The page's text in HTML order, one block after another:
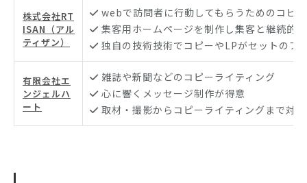
株式会社RT
ISAN（アル
ティザン）
webで訪問者に行動してもらうためのコピー
集客用ホームページを制作し集客と継続的
独自の技術技術でコピーやLPがセットのプ
有限会社エ
ンジェルハ
ート
雑誌や新聞などのコピーライティング
心に響くメッセージ制作が得意
取材・撮影からコピーライティングまで対応